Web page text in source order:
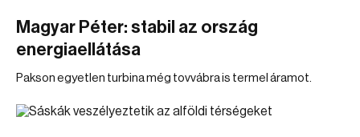
Magyar Péter: stabil az ország
energiaellátása
Pakson egyetlen turbina még tovvábra is termel áramot.